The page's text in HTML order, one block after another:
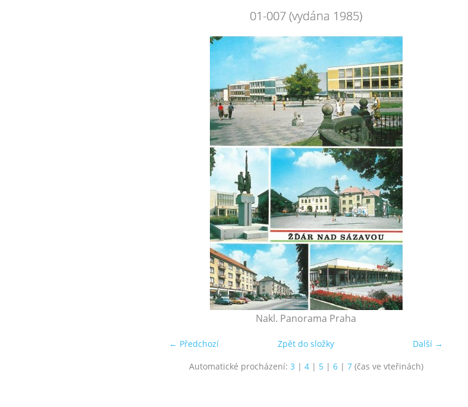
01-007 (vydána 1985)
Nakl. Panorama Praha
← Předchozí Další →
Zpět do složky
Automatické procházení: 3 | 4| 5| 6| 7(čas ve vteřinách)